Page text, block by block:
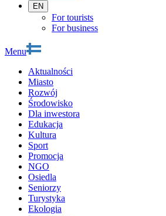
EN
For tourists
For business
Menu
Aktualności
Miasto
Rozwój
Środowisko
Dla inwestora
Edukacja
Kultura
Sport
Promocja
NGO
Osiedla
Seniorzy
Turystyka
Ekologia